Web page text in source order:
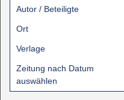
Autor / Beteiligte
Ort
Verlage
Zeitung nach Datum
auswählen